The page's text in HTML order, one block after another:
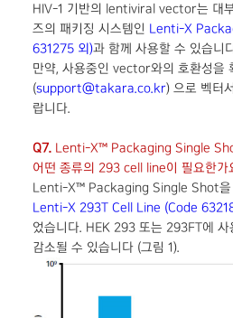
HIV-1 기반의 lentiviral vector는 대
즈의 패키징 시스템인 Lenti-X
631275 외)과 함께 사용할 수 있습니
만약, 사용중인 vector와의 호환성을
(support@takara.co.kr) 으로 벡터
랍니다.
Q7.Lenti-X™ Packaging Single
어떤 종류의 293 cell line이 필요한가
Lenti-X™ Packaging Single Shot을
Lenti-X 293T Cell Line (Code
었습니다. HEK 293 또는 293FT에
감소될 수 있습니다 (그림 1).